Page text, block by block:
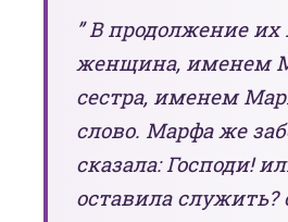
” В продолжение
женщина, именем
сестра, именем
слово. Марфа же
сказала: Господи!
оставила